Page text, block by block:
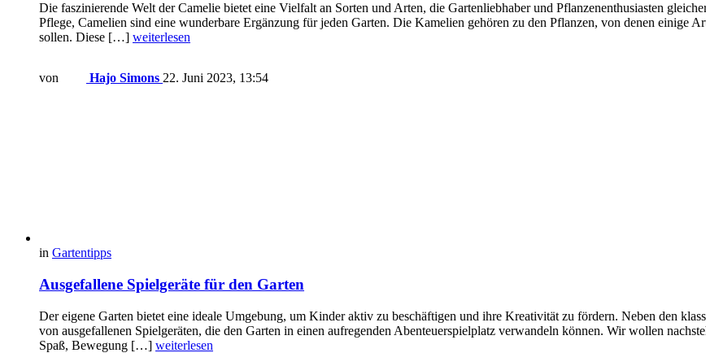
Die faszinierende Welt der Camelie bietet eine Vielfalt an Sorten und Arten, die Gartenliebhaber und Pflanzenenthusiasten
Pflege, Camelien sind eine wunderbare Ergänzung für jeden Garten. Die Kamelien gehören zu den Pflanzen, von denen einige
sollen. Diese […] weiterlesen
von Hajo Simons 22. Juni 2023, 13:54
in Gartentipps
Ausgefallene Spielgeräte für den Garten
Der eigene Garten bietet eine ideale Umgebung, um Kinder aktiv zu beschäftigen und ihre Kreativität zu fördern. Neben den
von ausgefallenen Spielgeräten, die den Garten in einen aufregenden Abenteuerspielplatz verwandeln können. Wir wollen
Spaß, Bewegung […] weiterlesen